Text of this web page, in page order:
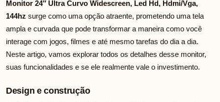
Monitor 24″ Ultra Curvo Widescreen, Led Hd, Hdmi/Vga,
144hz surge como uma opção atraente, prometendo uma tela
ampla e curvada que pode transformar a maneira como você
interage com jogos, filmes e até mesmo tarefas do dia a dia.
Neste artigo, vamos explorar todos os detalhes desse monitor,
suas funcionalidades e se ele realmente vale o investimento.
Design e construção